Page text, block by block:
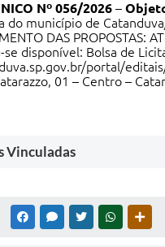
Nº 056/2026 –
do município de
DAS PROPOSTAS:
disponível: Bolsa de
portal/
01 – Centro –
Vinculadas
a
FACEBOOKMESSENGER
TWITTERWHATSAPP